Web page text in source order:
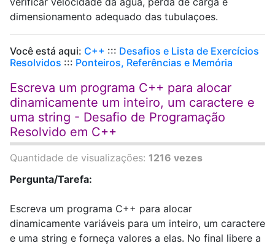
dimensionamento adequado das tubulaçoes.
Você está aqui: C++ ::: Desafios e Lista de Exercícios
Resolvidos ::: Ponteiros, Referências e Memória
Escreva um programa C++ para alocar
dinamicamente um inteiro, um caractere e
uma string - Desafio de Programação
Resolvido em C++
Quantidade de visualizações: 1216 vezes
Pergunta/Tarefa:
Escreva um programa C++ para alocar
dinamicamente variáveis para um inteiro, um caractere
e uma string e forneça valores a elas. No final libere a